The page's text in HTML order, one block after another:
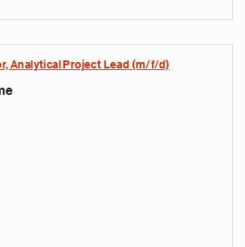
Analytical Project Lead (m/f/d)